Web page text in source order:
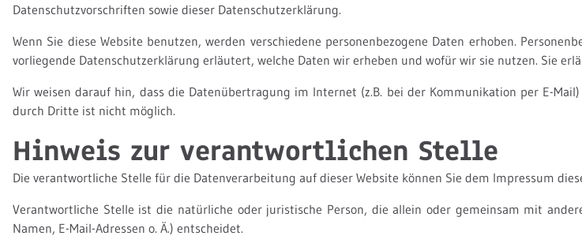
Datenschutzvorschriften sowie dieser Datenschutzerklärung.
Wenn Sie diese Website benutzen, werden verschiedene personenbezogene Daten erhoben.
vorliegende Datenschutzerklärung erläutert, welche Daten wir erheben und wofür wir sie nutzen. Sie
Wir weisen darauf hin, dass die Datenübertragung im Internet (z.B. bei der Kommunikation per E-
durch Dritte ist nicht möglich.
Hinweis zur verantwortlichen Stelle
Die verantwortliche Stelle für die Datenverarbeitung auf dieser Website können Sie dem Impressum
Verantwortliche Stelle ist die natürliche oder juristische Person, die allein oder gemeinsam mit
Namen, E-Mail-Adressen o. Ä.) entscheidet.